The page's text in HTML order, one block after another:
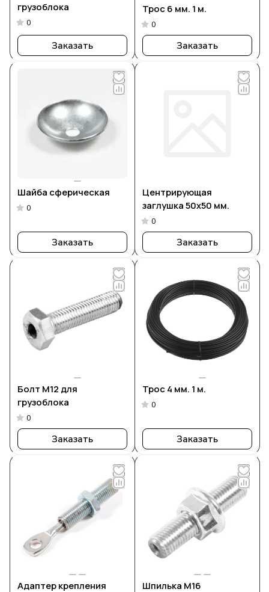
грузоблока
0
Заказать
Трос 6 мм. 1 м.
0
Заказать
Шайба сферическая
0
Заказать
Центрирующая
заглушка 50х50 мм.
0
Заказать
Болт М12 для
грузоблока
0
Заказать
Трос 4 мм. 1 м.
0
Заказать
Адаптер крепления
Шпилька М16